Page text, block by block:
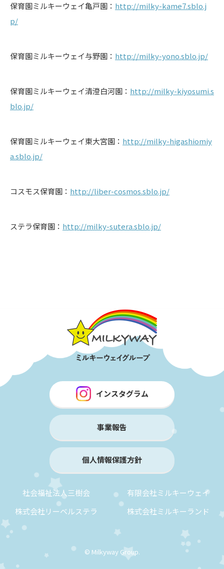
保育園ミルキーウェイ亀戸園： http://milky-kame7.sblo.j
p/
保育園ミルキーウェイ与野園： http://milky-yono.sblo.jp/
保育園ミルキーウェイ清澄白河園： http://milky-kiyosumi.s
blo.jp/
保育園ミルキーウェイ東大宮園： http://milky-higashiomiy
a.sblo.jp/
コスモス保育園： http://liber-cosmos.sblo.jp/
ステラ保育園： http://milky-sutera.sblo.jp/
インスタグラム
事業報告
個人情報保護方針
社会福祉法人三樹会
有限会社ミルキーウェイ
株式会社リーベルステラ
株式会社ミルキーランド
© Milkyway Group.